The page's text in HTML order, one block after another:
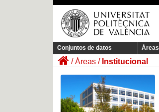
Conjuntos de datos Áreas
Áreas Institucional